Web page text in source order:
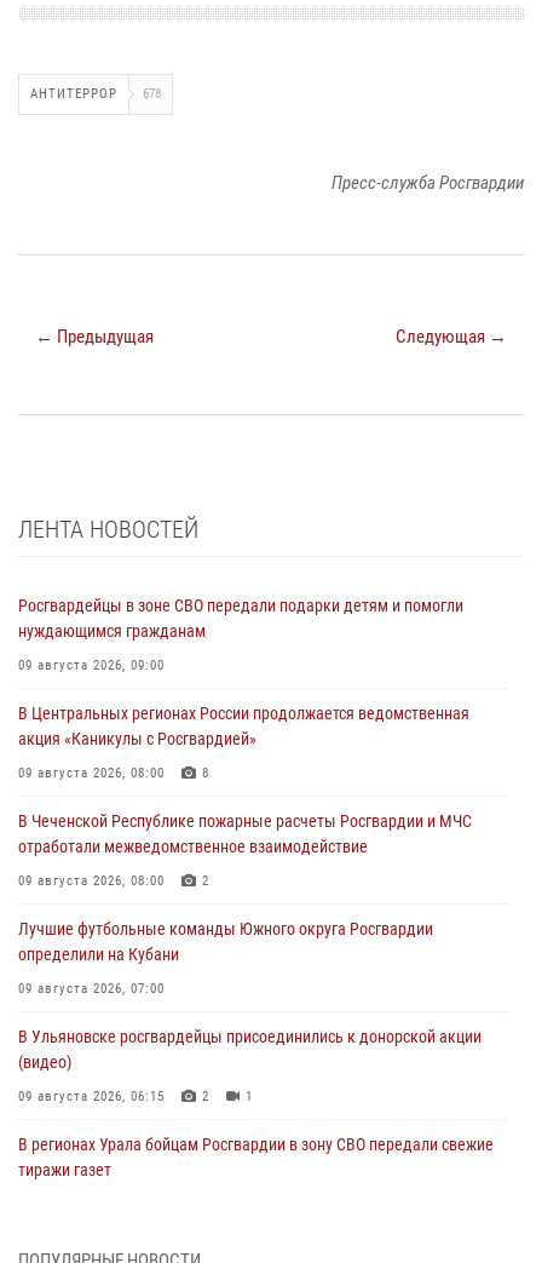
АНТИТЕРРОР 678
Пресс-служба Росгвардии
← Предыдущая Следующая →
ЛЕНТА НОВОСТЕЙ
Росгвардейцы в зоне СВО передали подарки детям и помогли
нуждающимся гражданам
09 августа 2026, 09:00
В Центральных регионах России продолжается ведомственная
акция «Каникулы с Росгвардией»
09 августа 2026, 08:00 8
В Чеченской Республике пожарные расчеты Росгвардии и МЧС
отработали межведомственное взаимодействие
09 августа 2026, 08:00 2
Лучшие футбольные команды Южного округа Росгвардии
определили на Кубани
09 августа 2026, 07:00
В Ульяновске росгвардейцы присоединились к донорской акции
(видео)
09 августа 2026, 06:15 2 1
В регионах Урала бойцам Росгвардии в зону СВО передали свежие
тиражи газет
Росгвардейцы провели занятие по стрелковой подготовке для